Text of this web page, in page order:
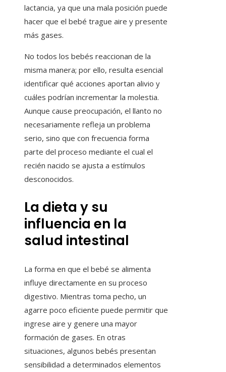
lactancia, ya que una mala posición puede
hacer que el bebé trague aire y presente
más gases.
No todos los bebés reaccionan de la
misma manera; por ello, resulta esencial
identificar qué acciones aportan alivio y
cuáles podrían incrementar la molestia.
Aunque cause preocupación, el llanto no
necesariamente refleja un problema
serio, sino que con frecuencia forma
parte del proceso mediante el cual el
recién nacido se ajusta a estímulos
desconocidos.
La dieta y su
influencia en la
salud intestinal
La forma en que el bebé se alimenta
influye directamente en su proceso
digestivo. Mientras toma pecho, un
agarre poco eficiente puede permitir que
ingrese aire y genere una mayor
formación de gases. En otras
situaciones, algunos bebés presentan
sensibilidad a determinados elementos